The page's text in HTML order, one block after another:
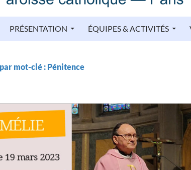
PRÉSENTATION ÉQUIPES & ACTIVITÉS
mot-clé : Pénitence